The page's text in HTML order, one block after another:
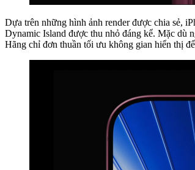
Dựa trên những hình ảnh render được chia sẻ,
Dynamic Island được thu nhỏ đáng kể. Mặc dù
Hãng chỉ đơn thuần tối ưu không gian hiển thị